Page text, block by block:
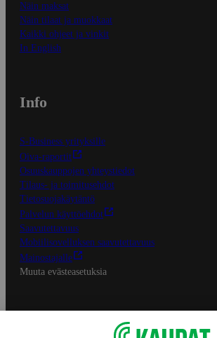
Näin maksat
Näin tilaat ja muokkaat
Kaikki ohjeet ja vinkit
In English
Info
S-Business yrityksille
Oiva-raportit
Osuuskauppojen yhteystiedot
Tilaus- ja toimitusehdot
Tietosuojakäytäntö
Palvelun käyttöehdot
Saavutettavuus
Mobiilisovelluksen saavutettavuus
Mainostajalle
Muuta evästeasetuksia
S-ryhmän palvelut